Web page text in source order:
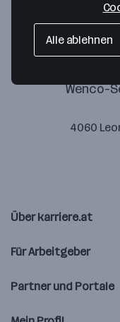
Wenco-
4060
Über karriere.at
Für Arbeitgeber
Partner und Portale
Alle ablehnen